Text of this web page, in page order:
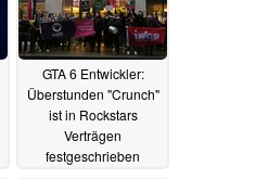
GTA 6 Entwickler:
Überstunden "Crunch"
ist in Rockstars
Verträgen
festgeschrieben